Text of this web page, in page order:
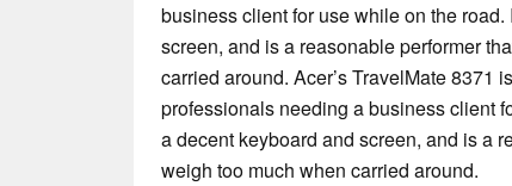
business client for use while on the
screen, and is a reasonable performer
carried around. Acer’s TravelMate 8371
professionals needing a business client
a decent keyboard and screen, and is a
weigh too much when carried around.